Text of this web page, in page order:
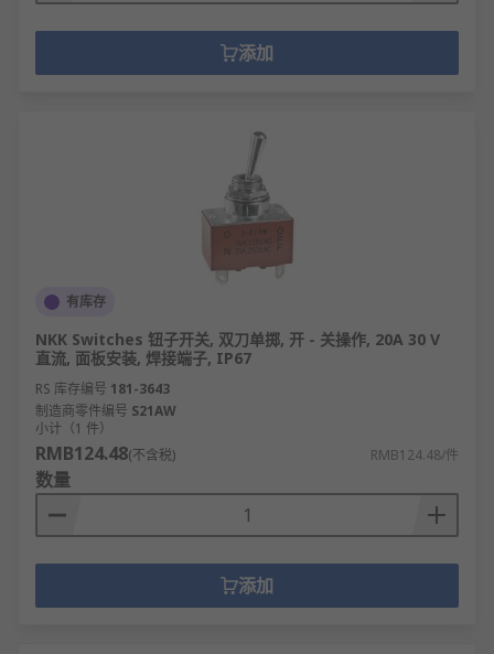
添加
有库存
NKK Switches 钮子开关, 双刀单掷, 开 - 关操作, 20A 30 V
直流, 面板安装, 焊接端子, IP67
RS 库存编号 181-3643
制造商零件编号 S21AW
小计（1 件）
RMB124.48(不含税) RMB124.48/件
数量
添加